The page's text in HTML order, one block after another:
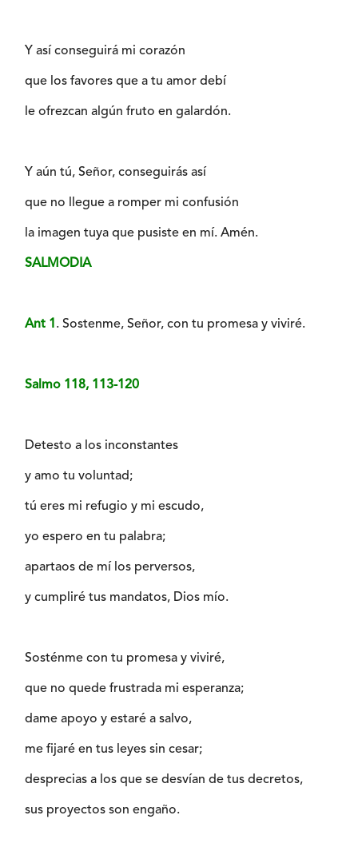
Y así conseguirá mi corazón
que los favores que a tu amor debí
le ofrezcan algún fruto en galardón.
Y aún tú, Señor, conseguirás así
que no llegue a romper mi confusión
la imagen tuya que pusiste en mí. Amén.
SALMODIA
Ant 1 . Sostenme, Señor, con tu promesa y viviré.
Salmo 118, 113-120
Detesto a los inconstantes
y amo tu voluntad;
tú eres mi refugio y mi escudo,
yo espero en tu palabra;
apartaos de mí los perversos,
y cumpliré tus mandatos, Dios mío.
Sosténme con tu promesa y viviré,
que no quede frustrada mi esperanza;
dame apoyo y estaré a salvo,
me fijaré en tus leyes sin cesar;
desprecias a los que se desvían de tus decretos,
sus proyectos son engaño.